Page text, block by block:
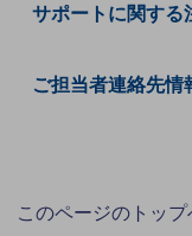
5Gデータプラス
IoT向け回線料金
サポートに関する
ご担当者連絡先
このページのトップ